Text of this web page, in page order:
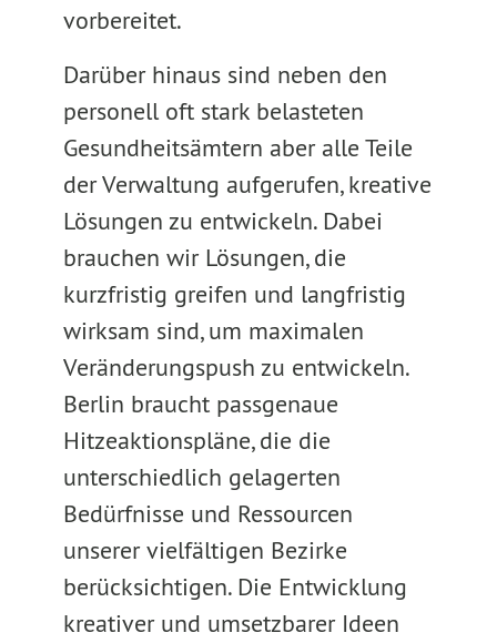
vorbereitet.
Darüber hinaus sind neben den
personell oft stark belasteten
Gesundheitsämtern aber alle Teile
der Verwaltung aufgerufen, kreative
Lösungen zu entwickeln. Dabei
brauchen wir Lösungen, die
kurzfristig greifen und langfristig
wirksam sind, um maximalen
Veränderungspush zu entwickeln.
Berlin braucht passgenaue
Hitzeaktionspläne, die die
unterschiedlich gelagerten
Bedürfnisse und Ressourcen
unserer vielfältigen Bezirke
berücksichtigen. Die Entwicklung
kreativer und umsetzbarer Ideen